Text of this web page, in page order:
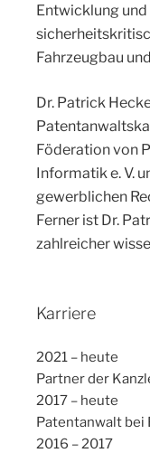
Entwicklung
Fahrzeugbau
Dr. Patrick
Föderation von
Informatik e. V.
gewerblichen
Ferner ist Dr.
zahlreicher
Karriere
2021 – heute
Partner der
2017 – heute
Patentanwalt bei
2016 – 2017